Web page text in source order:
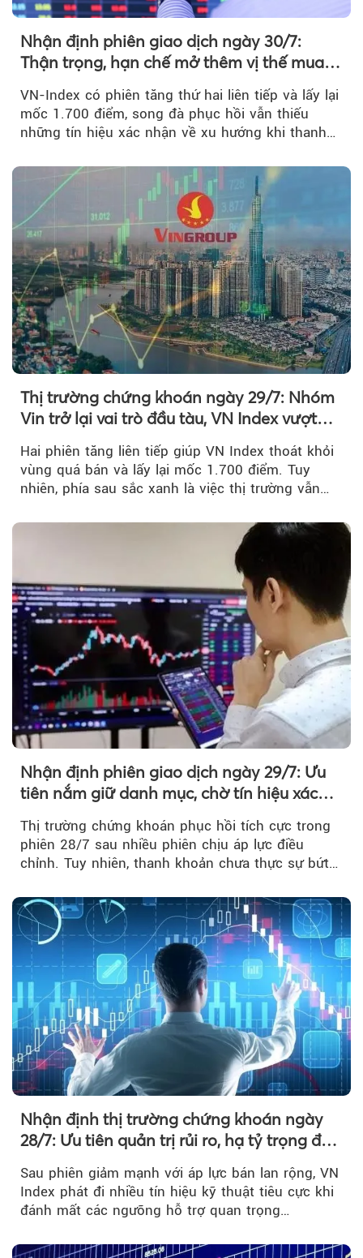
Nhận định phiên giao dịch ngày 30/7:
Thận trọng, hạn chế mở thêm vị thế mua
VN-Index có phiên tăng thứ hai liên tiếp và lấy lại
mốc 1.700 điểm, song đà phục hồi vẫn thiếu
những tín hiệu xác nhận về xu hướng khi thanh
Thị trường chứng khoán ngày 29/7: Nhóm
Vin trở lại vai trò đầu tàu, VN Index vượt
Hai phiên tăng liên tiếp giúp VN Index thoát khỏi
vùng quá bán và lấy lại mốc 1.700 điểm. Tuy
nhiên, phía sau sắc xanh là việc thị trường vẫn
tiền vẫn chưa thực sự trở lại.
Nhận định phiên giao dịch ngày 29/7: Ưu
tiên nắm giữ danh mục, chờ tín hiệu xác
Thị trường chứng khoán phục hồi tích cực trong
phiên 28/7 sau nhiều phiên chịu áp lực điều
chỉnh. Tuy nhiên, thanh khoản chưa thực sự bứt
Nhận định thị trường chứng khoán ngày
28/7: Ưu tiên quản trị rủi ro, hạ tỷ trọng đòn
Sau phiên giảm mạnh với áp lực bán lan rộng, VN
Index phát đi nhiều tín hiệu kỹ thuật tiêu cực khi
đánh mất các ngưỡng hỗ trợ quan trọng…